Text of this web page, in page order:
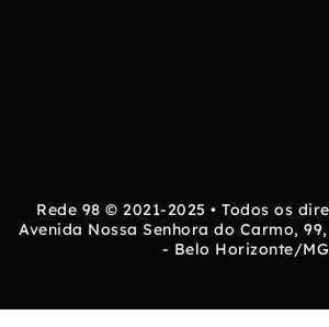
Rede 98 © 2021-2025 • Todos os
Avenida Nossa Senhora do Carmo,
- Belo Horizonte/MG